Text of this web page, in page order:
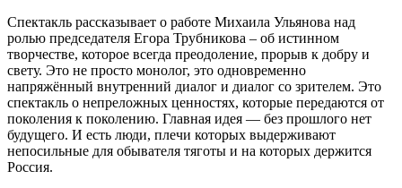
Спектакль рассказывает о работе Михаила Ульянова над
ролью председателя Егора Трубникова – об истинном
творчестве, которое всегда преодоление, прорыв к добру и
свету. Это не просто монолог, это одновременно
напряжённый внутренний диалог и диалог со зрителем. Это
спектакль о непреложных ценностях, которые передаются от
поколения к поколению. Главная идея — без прошлого нет
будущего. И есть люди, плечи которых выдерживают
непосильные для обывателя тяготы и на которых держится
Россия.